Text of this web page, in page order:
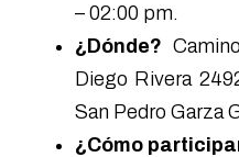
– 02:00 pm.
¿Dónde?
Diego Rivera
San Pedro Garza
¿Cómo